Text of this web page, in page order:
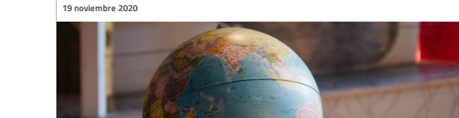
19 noviembre 2020